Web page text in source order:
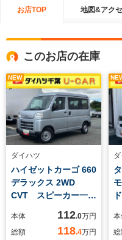
お店TOP 地図&アク
このお店の在庫
NEW
ダイハツ
ハイゼットカーゴ 660
デラックス 2WD
CVT スピーカー一体
本体 112.0万円
総額
118.4万円